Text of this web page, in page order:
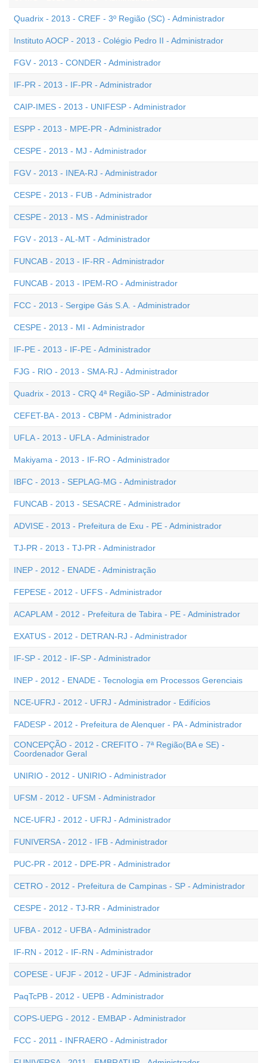
Quadrix - 2013 - CREF - 3º Região (SC) - Administrador
Instituto AOCP - 2013 - Colégio Pedro II - Administrador
FGV - 2013 - CONDER - Administrador
IF-PR - 2013 - IF-PR - Administrador
CAIP-IMES - 2013 - UNIFESP - Administrador
ESPP - 2013 - MPE-PR - Administrador
CESPE - 2013 - MJ - Administrador
FGV - 2013 - INEA-RJ - Administrador
CESPE - 2013 - FUB - Administrador
CESPE - 2013 - MS - Administrador
FGV - 2013 - AL-MT - Administrador
FUNCAB - 2013 - IF-RR - Administrador
FUNCAB - 2013 - IPEM-RO - Administrador
FCC - 2013 - Sergipe Gás S.A. - Administrador
CESPE - 2013 - MI - Administrador
IF-PE - 2013 - IF-PE - Administrador
FJG - RIO - 2013 - SMA-RJ - Administrador
Quadrix - 2013 - CRQ 4ª Região-SP - Administrador
CEFET-BA - 2013 - CBPM - Administrador
UFLA - 2013 - UFLA - Administrador
Makiyama - 2013 - IF-RO - Administrador
IBFC - 2013 - SEPLAG-MG - Administrador
FUNCAB - 2013 - SESACRE - Administrador
ADVISE - 2013 - Prefeitura de Exu - PE - Administrador
TJ-PR - 2013 - TJ-PR - Administrador
INEP - 2012 - ENADE - Administração
FEPESE - 2012 - UFFS - Administrador
ACAPLAM - 2012 - Prefeitura de Tabira - PE - Administrador
EXATUS - 2012 - DETRAN-RJ - Administrador
IF-SP - 2012 - IF-SP - Administrador
INEP - 2012 - ENADE - Tecnologia em Processos Gerenciais
NCE-UFRJ - 2012 - UFRJ - Administrador - Edifícios
FADESP - 2012 - Prefeitura de Alenquer - PA - Administrador
CONCEPÇÃO - 2012 - CREFITO - 7ª Região(BA e SE) -
Coordenador Geral
UNIRIO - 2012 - UNIRIO - Administrador
UFSM - 2012 - UFSM - Administrador
NCE-UFRJ - 2012 - UFRJ - Administrador
FUNIVERSA - 2012 - IFB - Administrador
PUC-PR - 2012 - DPE-PR - Administrador
CETRO - 2012 - Prefeitura de Campinas - SP - Administrador
CESPE - 2012 - TJ-RR - Administrador
UFBA - 2012 - UFBA - Administrador
IF-RN - 2012 - IF-RN - Administrador
COPESE - UFJF - 2012 - UFJF - Administrador
PaqTcPB - 2012 - UEPB - Administrador
COPS-UEPG - 2012 - EMBAP - Administrador
FCC - 2011 - INFRAERO - Administrador